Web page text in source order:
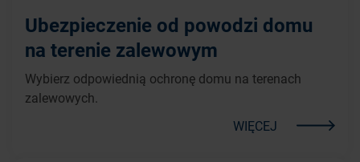
Ubezpieczenie od powodzi domu
na terenie zalewowym
Wybierz odpowiednią ochronę domu na terenach
zalewowych.
WIĘCEJ